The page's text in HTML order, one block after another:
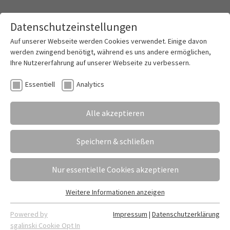
Unterrichtsthema Gewalt besonders
aufgearbeitet
Gunja Schau | Fabian Dietrich
In dieser Woche wurde am LEBK das Thema
"Gewalt" aufgegriffen. Eine Gruppe von fünf
Personen konfrontierte die Schüler*innen des
Wirtschaftsgymnasiums und der Höheren
Handelsschule (Klassen 11 und 12) durch
persönliche Berichte mit verschiedenen
Gewalttaten, die in der Realität erlebt wurden -
Schlägereien, Rechtsextremismus, Suizid, Mobbing
Datenschutzeinstellungen
Auf unserer Webseite werden Cookies verwendet. Einige davon
werden zwingend benötigt, während es uns andere ermöglichen,
Ihre Nutzererfahrung auf unserer Webseite zu verbessern.
Essentiell Analytics
Alle akzeptieren
Speichern & schließen
Nur essentielle Cookies akzeptieren
Essentielle Cookies werden für grundlegende Funktionen der
Webseite benötigt. Dadurch ist gewährleistet, dass die
Weitere Informationen anzeigen
Powered by
sgalinski Cookie Opt In
Impressum | Datenschutzerklärung